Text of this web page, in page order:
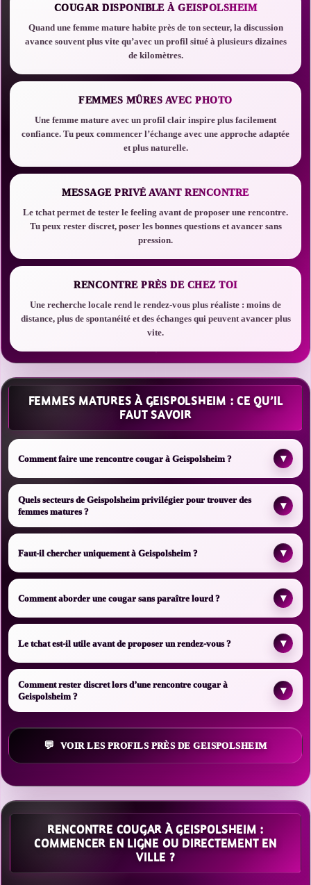
COUGAR DISPONIBLE À GEISPOLSHEIM
Quand une femme mature habite près de ton secteur, la discussion
avance souvent plus vite qu’avec un profil situé à plusieurs dizaines
de kilomètres.
FEMMES MÛRES AVEC PHOTO
Une femme mature avec un profil clair inspire plus facilement
confiance. Tu peux commencer l’échange avec une approche adaptée
et plus naturelle.
MESSAGE PRIVÉ AVANT RENCONTRE
Le tchat permet de tester le feeling avant de proposer une rencontre.
Tu peux rester discret, poser les bonnes questions et avancer sans
pression.
RENCONTRE PRÈS DE CHEZ TOI
Une recherche locale rend le rendez-vous plus réaliste : moins de
distance, plus de spontanéité et des échanges qui peuvent avancer plus
vite.
FEMMES MATURES À GEISPOLSHEIM : CE QU’IL
FAUT SAVOIR
Comment faire une rencontre cougar à Geispolsheim ? ▾
Quels secteurs de Geispolsheim privilégier pour trouver des
femmes matures ?
▾
Faut-il chercher uniquement à Geispolsheim ? ▾
Comment aborder une cougar sans paraître lourd ? ▾
Le tchat est-il utile avant de proposer un rendez-vous ? ▾
Comment rester discret lors d’une rencontre cougar à
Geispolsheim ?
▾
VOIR LES PROFILS PRÈS DE GEISPOLSHEIM
RENCONTRE COUGAR À GEISPOLSHEIM :
COMMENCER EN LIGNE OU DIRECTEMENT EN
VILLE ?